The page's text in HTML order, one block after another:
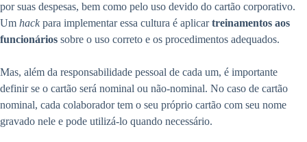
por suas despesas, bem como pelo uso devido do cartão corporativo.
Um hack para implementar essa cultura é aplicartreinamentos aos
funcionários sobre o uso correto e os procedimentos adequados.
Mas, além da responsabilidade pessoal de cada um, é importante
definir se o cartão será nominal ou não-nominal. No caso de cartão
nominal, cada colaborador tem o seu próprio cartão com seu nome
gravado nele e pode utilizá-lo quando necessário.